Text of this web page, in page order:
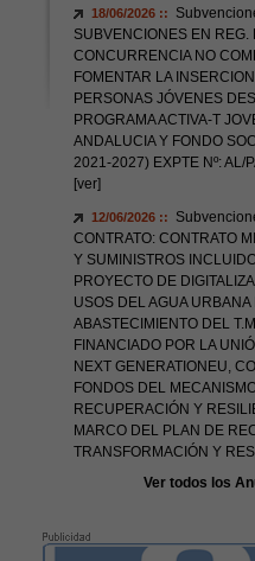
18/06/2026 ::
SUBVENCIONES EN REG.
CONCURRENCIA NO
FOMENTAR LA
PERSONAS JÓVENES
PROGRAMA ACTIVA-T
ANDALUCIA Y FONDO
2021-2027) EXPTE Nº: AL/
[ver]
12/06/2026 ::
CONTRATO: CONTRATO
Y SUMINISTROS
PROYECTO DE
USOS DEL AGUA
ABASTECIMIENTO DEL
FINANCIADO POR LA
NEXT GENERATIONEU,
FONDOS DEL
RECUPERACIÓN Y
MARCO DEL PLAN DE
TRANSFORMACIÓN Y
Ver todos los